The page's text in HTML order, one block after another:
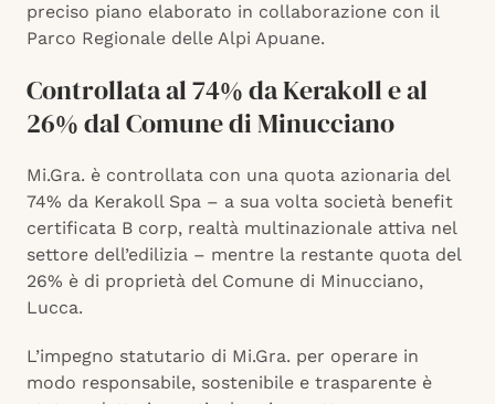
preciso piano elaborato in collaborazione con il
Parco Regionale delle Alpi Apuane.
Controllata al 74% da Kerakoll e al
26% dal Comune di Minucciano
Mi.Gra. è controllata con una quota azionaria del
74% da Kerakoll Spa – a sua volta società benefit
certificata B corp, realtà multinazionale attiva nel
settore dell’edilizia – mentre la restante quota del
26% è di proprietà del Comune di Minucciano,
Lucca.
L’impegno statutario di Mi.Gra. per operare in
modo responsabile, sostenibile e trasparente è